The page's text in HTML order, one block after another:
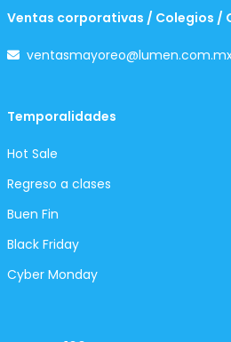
Ventas corporativas / Colegios /
Temporalidades
Hot Sale
Regreso a clases
Buen Fin
Black Friday
Cyber Monday